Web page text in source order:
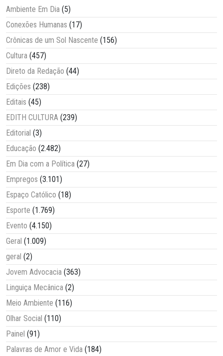
Ambiente Em Dia (5)
Conexões Humanas (17)
Crônicas de um Sol Nascente (156)
Cultura (457)
Direto da Redação (44)
Edições (238)
Editais (45)
EDITH CULTURA (239)
Editorial (3)
Educação (2.482)
Em Dia com a Política (27)
Empregos (3.101)
Espaço Católico (18)
Esporte (1.769)
Evento (4.150)
Geral (1.009)
geral (2)
Jovem Advocacia (363)
Linguiça Mecânica (2)
Meio Ambiente (116)
Olhar Social (110)
Painel (91)
Palavras de Amor e Vida (184)